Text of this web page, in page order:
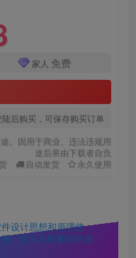
家人 免费
后购买，可保存购买订单
。因用于商业、违法违规用
途后果由下载者自负
自动发货 永久使用
设计思想和原理使
，因未及时删除所造